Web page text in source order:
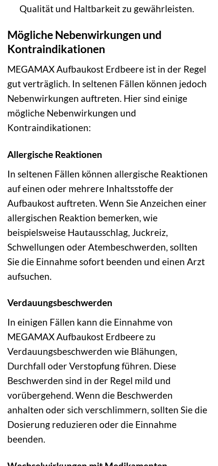
Qualität und Haltbarkeit zu gewährleisten.
Mögliche Nebenwirkungen und
Kontraindikationen
MEGAMAX Aufbaukost Erdbeere ist in der Regel
gut verträglich. In seltenen Fällen können jedoch
Nebenwirkungen auftreten. Hier sind einige
mögliche Nebenwirkungen und
Kontraindikationen:
Allergische Reaktionen
In seltenen Fällen können allergische Reaktionen
auf einen oder mehrere Inhaltsstoffe der
Aufbaukost auftreten. Wenn Sie Anzeichen einer
allergischen Reaktion bemerken, wie
beispielsweise Hautausschlag, Juckreiz,
Schwellungen oder Atembeschwerden, sollten
Sie die Einnahme sofort beenden und einen Arzt
aufsuchen.
Verdauungsbeschwerden
In einigen Fällen kann die Einnahme von
MEGAMAX Aufbaukost Erdbeere zu
Verdauungsbeschwerden wie Blähungen,
Durchfall oder Verstopfung führen. Diese
Beschwerden sind in der Regel mild und
vorübergehend. Wenn die Beschwerden
anhalten oder sich verschlimmern, sollten Sie die
Dosierung reduzieren oder die Einnahme
beenden.